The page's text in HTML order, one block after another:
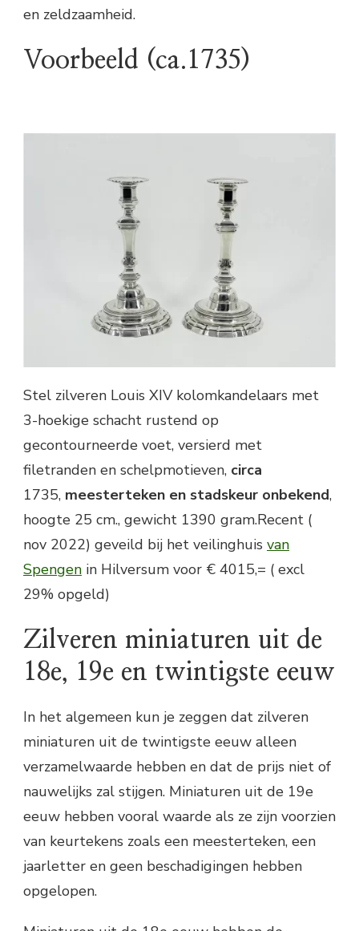
en zeldzaamheid.
Voorbeeld (ca.1735)
Stel zilveren Louis XIV kolomkandelaars met
3-hoekige schacht rustend op
gecontourneerde voet, versierd met
filetranden en schelpmotieven, circa
1735, meesterteken en stadskeur onbekend,
hoogte 25 cm., gewicht 1390 gram.Recent (
nov 2022) geveild bij het veilinghuis van
Spengen in Hilversum voor € 4015,= ( excl
29% opgeld)
Zilveren miniaturen uit de
18e, 19e en twintigste eeuw
In het algemeen kun je zeggen dat zilveren
miniaturen uit de twintigste eeuw alleen
verzamelwaarde hebben en dat de prijs niet of
nauwelijks zal stijgen. Miniaturen uit de 19e
eeuw hebben vooral waarde als ze zijn voorzien
van keurtekens zoals een meesterteken, een
jaarletter en geen beschadigingen hebben
opgelopen.